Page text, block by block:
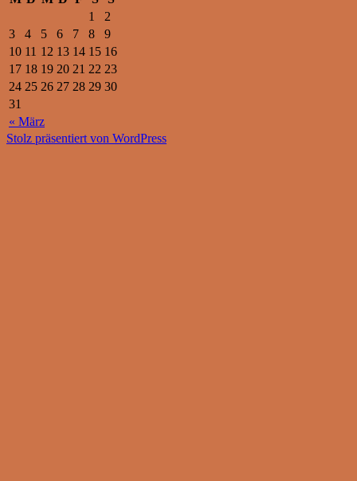
« März
1
2
3
4 5 6 7 8
9
10 11 12 13 14 15 16
17 18 19 20 21 22 23
24 25 26 27 28 29 30
31
Stolz präsentiert von WordPress